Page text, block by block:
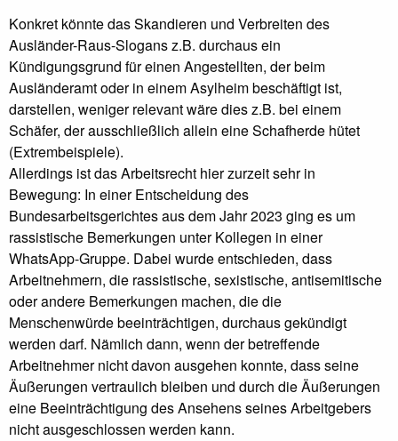
Konkret könnte das Skandieren und Verbreiten des
Ausländer-Raus-Slogans z.B. durchaus ein
Kündigungsgrund für einen Angestellten, der beim
Ausländeramt oder in einem Asylheim beschäftigt ist,
darstellen, weniger relevant wäre dies z.B. bei einem
Schäfer, der ausschließlich allein eine Schafherde hütet
(Extrembeispiele).
Allerdings ist das Arbeitsrecht hier zurzeit sehr in
Bewegung: In einer Entscheidung des
Bundesarbeitsgerichtes aus dem Jahr 2023 ging es um
rassistische Bemerkungen unter Kollegen in einer
WhatsApp-Gruppe. Dabei wurde entschieden, dass
Arbeitnehmern, die rassistische, sexistische, antisemitische
oder andere Bemerkungen machen, die die
Menschenwürde beeinträchtigen, durchaus gekündigt
werden darf. Nämlich dann, wenn der betreffende
Arbeitnehmer nicht davon ausgehen konnte, dass seine
Äußerungen vertraulich bleiben und durch die Äußerungen
eine Beeinträchtigung des Ansehens seines Arbeitgebers
nicht ausgeschlossen werden kann.